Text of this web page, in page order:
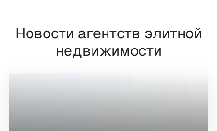
Новости агентств элитной
недвижимости